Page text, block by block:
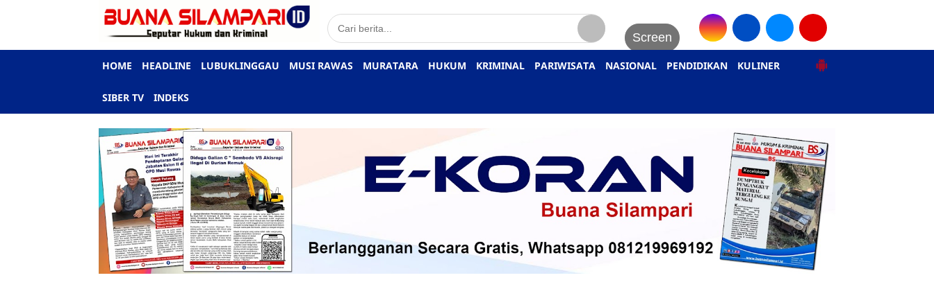
Screen
HOME HEADLINE LUBUKLINGGAU MUSI RAWAS MURATARA HUKUM KRIMINAL PARIWISATA NASIONAL PENDIDIKAN KULINER
SIBER TV INDEKS